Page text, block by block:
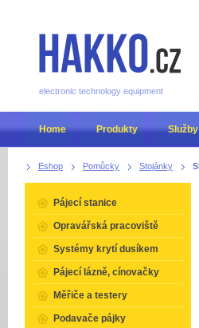
Eshop Pomůcky Stojánky
Pájecí stanice
Opravářská pracoviště
Systémy krytí dusíkem
Pájecí lázně, cínovačky
Měřiče a testery
Podavače pájky
electronic technology equipment
Home Produkty Služby